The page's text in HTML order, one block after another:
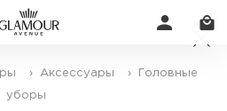
› Аксессуары › Головные
уборы